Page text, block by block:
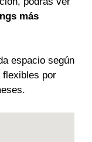
más
espacio según
flexibles por